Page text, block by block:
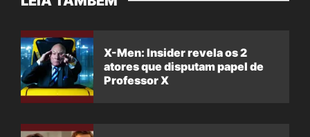
X-Men: Insider revela os 2
atores que disputam papel de
Professor X